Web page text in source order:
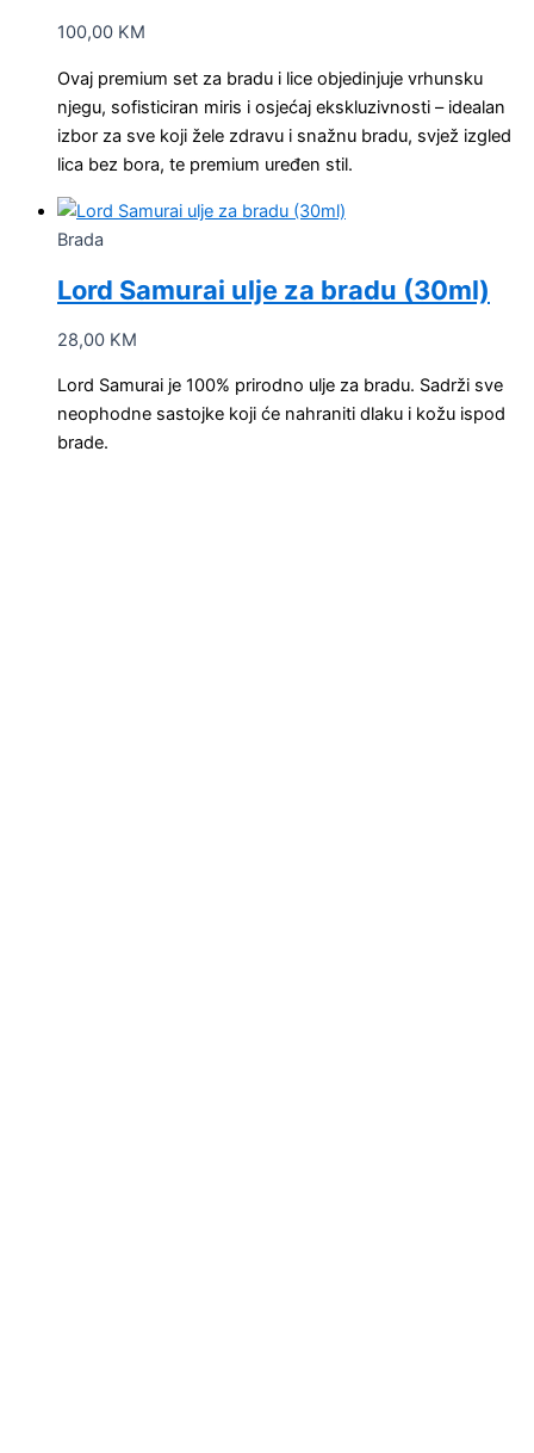
100,00 KM
Ovaj premium set za bradu i lice objedinjuje vrhunsku
njegu, sofisticiran miris i osjećaj ekskluzivnosti – idealan
izbor za sve koji žele zdravu i snažnu bradu, svjež izgled
lica bez bora, te premium uređen stil.
Brada
Lord Samurai ulje za bradu (30ml)
28,00 KM
Lord Samurai je 100% prirodno ulje za bradu. Sadrži sve
neophodne sastojke koji će nahraniti dlaku i kožu ispod
brade.